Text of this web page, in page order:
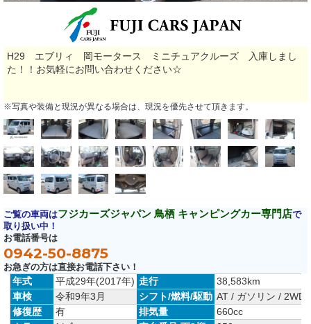
年式 平成29年(2017年) 走行
38,583km
車検
令和9年3月 シフト/燃料/駆動 AT / ガソリン / 2WD
修復歴
有 排気量
660cc
ご覧の車両はフジカーズジャパン 鳥栖 キャンピングカー専門店で
取り扱い中！
お電話番号は
0942-50-8875
お急ぎの方は直接お電話下さい！
H29 エブリィ 岡モータース ミニチュアクルーズ 入庫しまし
た！！お気軽にお問い合わせください☆
※写真や装備と現況が異なる場合は、現況を優先させて頂きます。